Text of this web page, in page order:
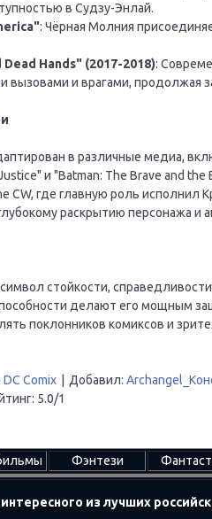
в Судзу-Энлай.
: Чёрная Молния
Hands" (2017-2018):
вызовами и врагами, продолжая
в различные медиа,
и "Batman: The Brave and
CW, где главную роль исполнил
раскрытию персонажа
стойкости,
делают его мощным
поклонников комиксов и
Comix Добавил:
: 5.0/1
Фэнтези
из лучших